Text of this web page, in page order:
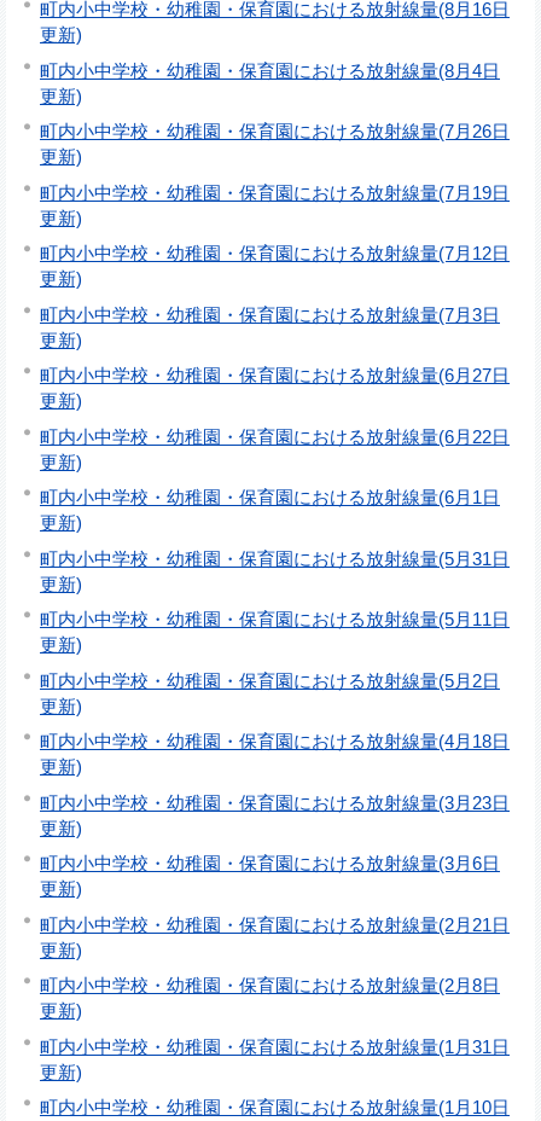
町内小中学校・幼稚園・保育園における放射線量(8月16日
更新)
町内小中学校・幼稚園・保育園における放射線量(8月4日
更新)
町内小中学校・幼稚園・保育園における放射線量(7月26日
更新)
町内小中学校・幼稚園・保育園における放射線量(7月19日
更新)
町内小中学校・幼稚園・保育園における放射線量(7月12日
更新)
町内小中学校・幼稚園・保育園における放射線量(7月3日
更新)
町内小中学校・幼稚園・保育園における放射線量(6月27日
更新)
町内小中学校・幼稚園・保育園における放射線量(6月22日
更新)
町内小中学校・幼稚園・保育園における放射線量(6月1日
更新)
町内小中学校・幼稚園・保育園における放射線量(5月31日
更新)
町内小中学校・幼稚園・保育園における放射線量(5月11日
更新)
町内小中学校・幼稚園・保育園における放射線量(5月2日
更新)
町内小中学校・幼稚園・保育園における放射線量(4月18日
更新)
町内小中学校・幼稚園・保育園における放射線量(3月23日
更新)
町内小中学校・幼稚園・保育園における放射線量(3月6日
更新)
町内小中学校・幼稚園・保育園における放射線量(2月21日
更新)
町内小中学校・幼稚園・保育園における放射線量(2月8日
更新)
町内小中学校・幼稚園・保育園における放射線量(1月31日
更新)
町内小中学校・幼稚園・保育園における放射線量(1月10日